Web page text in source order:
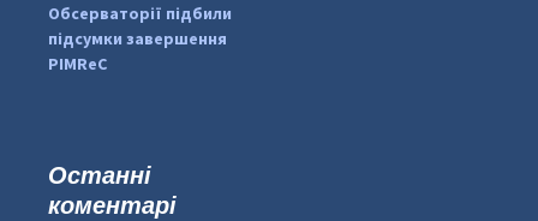
Обсерваторії підбили
підсумки завершення
PIMReC
Останні
коментарі